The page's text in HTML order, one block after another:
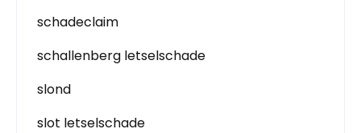
schadeclaim
schallenberg letselschade
slond
slot letselschade